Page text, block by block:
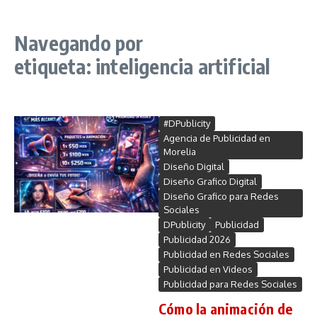
Navegando por
etiqueta: inteligencia artificial
#DPublicity
Agencia de Publicidad en
Morelia
Diseño Digital
Diseño Grafico Digital
Diseño Grafico para Redes
Sociales
DPublicity
Publicidad
Publicidad 2026
Publicidad en Redes Sociales
Publicidad en Videos
Publicidad para Redes Sociales
Cómo la animación de